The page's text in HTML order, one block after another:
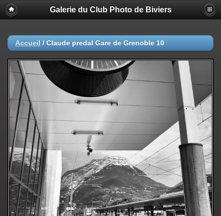
Galerie du Club Photo de Biviers
Accueil / Claude predal Gare de Grenoble 10